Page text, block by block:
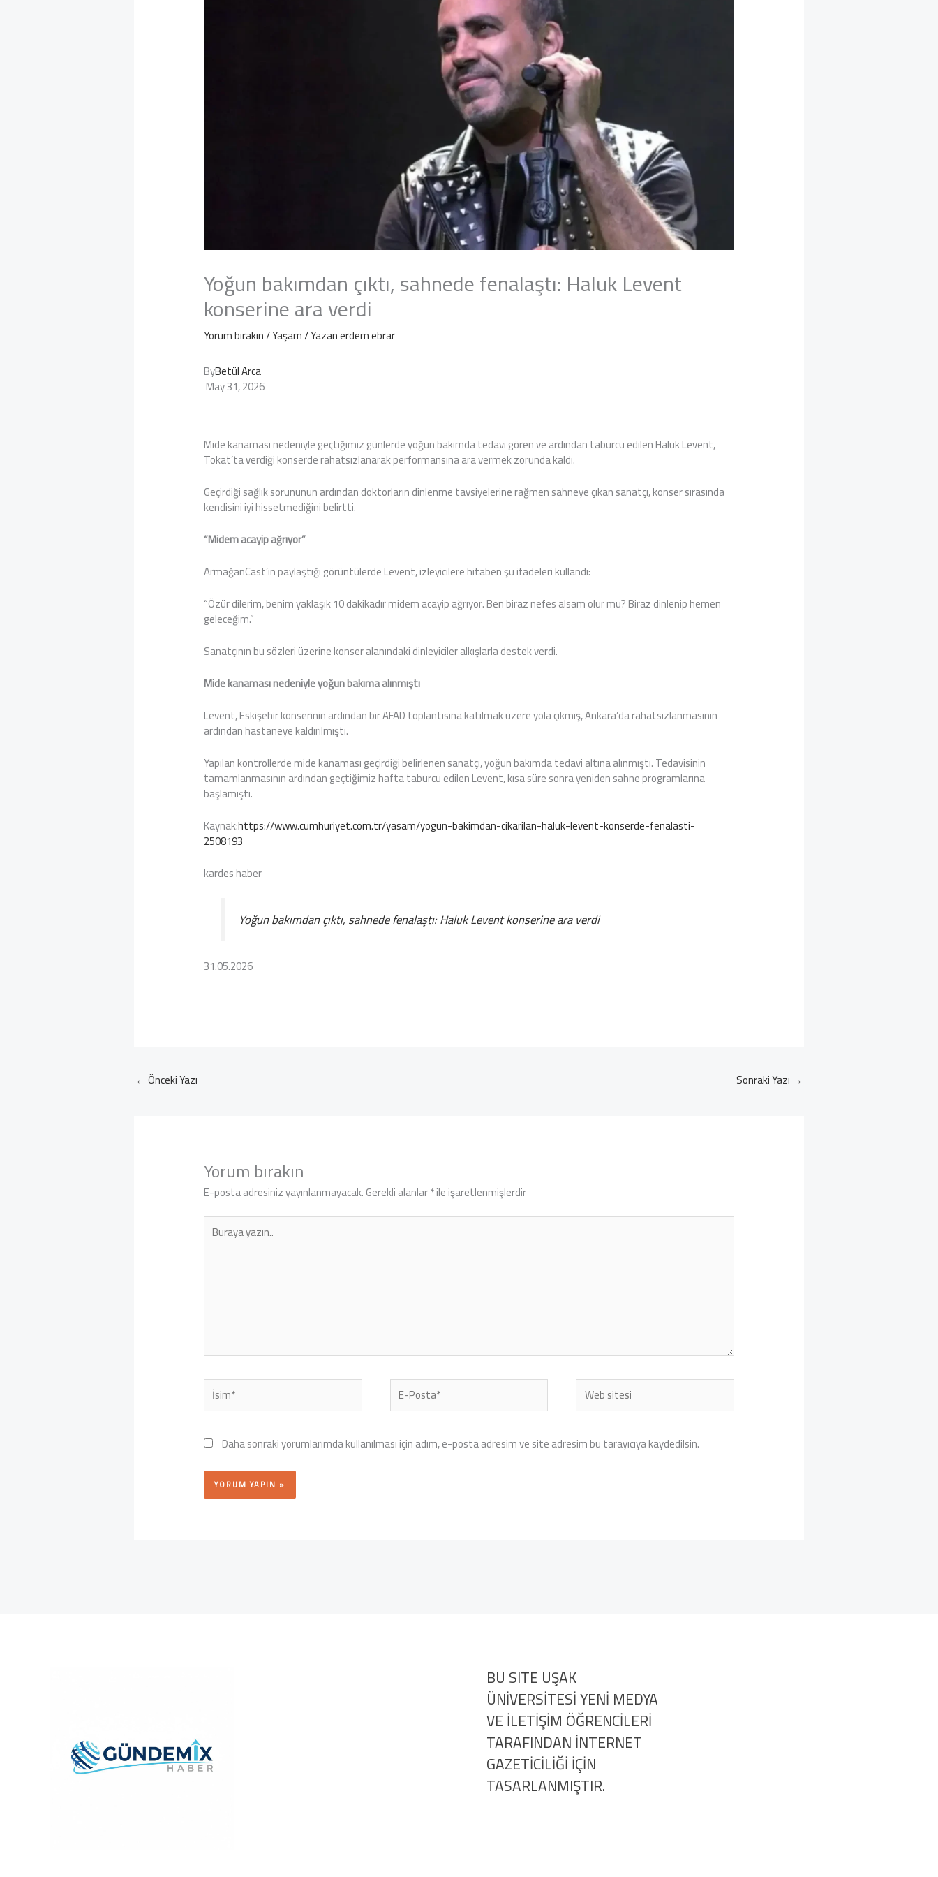
Yoğun bakımdan çıktı, sahnede fenalaştı: Haluk Levent
konserine ara verdi
Yorum bırakın/Yaşam/ Yazanerdem ebrar
ByBetül Arca
May 31, 2026
Mide kanaması nedeniyle geçtiğimiz günlerde yoğun bakımda tedavi gören ve ardından taburcu edilen Haluk Levent,
Tokat’ta verdiği konserde rahatsızlanarak performansına ara vermek zorunda kaldı.
Geçirdiği sağlık sorununun ardından doktorların dinlenme tavsiyelerine rağmen sahneye çıkan sanatçı, konser sırasında
kendisini iyi hissetmediğini belirtti.
“Midem acayip ağrıyor”
ArmağanCast’in paylaştığı görüntülerde Levent, izleyicilere hitaben şu ifadeleri kullandı:
“Özür dilerim, benim yaklaşık 10 dakikadır midem acayip ağrıyor. Ben biraz nefes alsam olur mu? Biraz dinlenip hemen
geleceğim.”
Sanatçının bu sözleri üzerine konser alanındaki dinleyiciler alkışlarla destek verdi.
Mide kanaması nedeniyle yoğun bakıma alınmıştı
Levent, Eskişehir konserinin ardından bir AFAD toplantısına katılmak üzere yola çıkmış, Ankara’da rahatsızlanmasının
ardından hastaneye kaldırılmıştı.
Yapılan kontrollerde mide kanaması geçirdiği belirlenen sanatçı, yoğun bakımda tedavi altına alınmıştı. Tedavisinin
tamamlanmasının ardından geçtiğimiz hafta taburcu edilen Levent, kısa süre sonra yeniden sahne programlarına
başlamıştı.
Kaynak:https://www.cumhuriyet.com.tr/yasam/yogun-bakimdan-cikarilan-haluk-levent-konserde-fenalasti-
2508193
kardes haber
Yoğun bakımdan çıktı, sahnede fenalaştı: Haluk Levent konserine ara verdi
31.05.2026
← Önceki Yazı Sonraki Yazı →
Yorum bırakın
E-posta adresiniz yayınlanmayacak.Gerekli alanlar*ile işaretlenmişlerdir
Buraya
yazın..
İsim* E-
Posta*
Web
sitesi
Daha sonraki yorumlarımda kullanılması için adım, e-posta adresim ve site adresim bu tarayıcıya kaydedilsin.
BU SITE UŞAK
ÜNİVERSİTESİ YENİ MEDYA
VE İLETİŞİM ÖĞRENCİLERİ
TARAFINDAN İNTERNET
GAZETİCİLİĞİ İÇİN
TASARLANMIŞTIR.